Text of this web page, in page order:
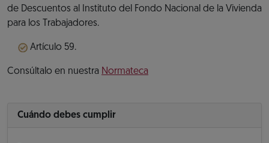
de Descuentos al Instituto del Fondo Nacional de la Vivienda
para los Trabajadores.
Artículo 59.
Consúltalo en nuestra Normateca
Cuándo debes cumplir